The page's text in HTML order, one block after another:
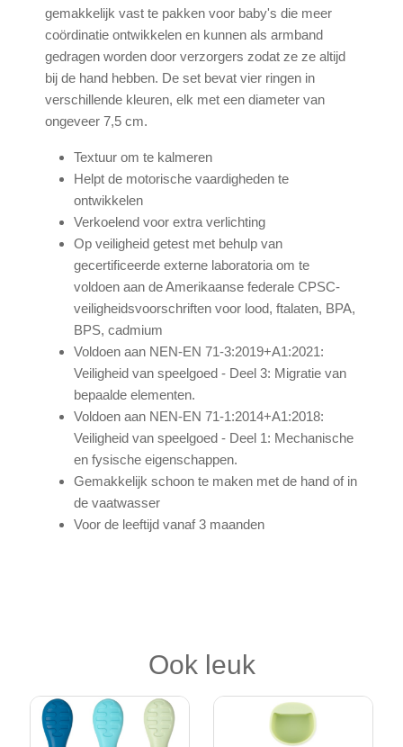
gemakkelijk vast te pakken voor baby's die meer
coördinatie ontwikkelen en kunnen als armband
gedragen worden door verzorgers zodat ze ze altijd
bij de hand hebben. De set bevat vier ringen in
verschillende kleuren, elk met een diameter van
ongeveer 7,5 cm.
Textuur om te kalmeren
Helpt de motorische vaardigheden te
ontwikkelen
Verkoelend voor extra verlichting
Op veiligheid getest met behulp van
gecertificeerde externe laboratoria om te
voldoen aan de Amerikaanse federale CPSC-
veiligheidsvoorschriften voor lood, ftalaten, BPA,
BPS, cadmium
Voldoen aan NEN-EN 71-3:2019+A1:2021:
Veiligheid van speelgoed - Deel 3: Migratie van
bepaalde elementen.
Voldoen aan NEN-EN 71-1:2014+A1:2018:
Veiligheid van speelgoed - Deel 1: Mechanische
en fysische eigenschappen.
Gemakkelijk schoon te maken met de hand of in
de vaatwasser
Voor de leeftijd vanaf 3 maanden
Ook leuk